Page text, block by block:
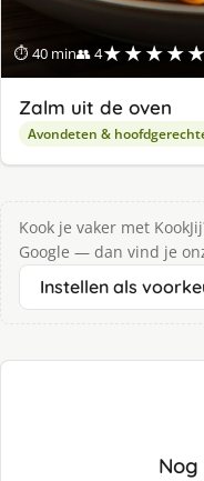
⏱ 40 min👥 4★★★★★
Zalm uit de oven
Avondeten &
Kook je vaker met
Google — dan vind je
Instellen als